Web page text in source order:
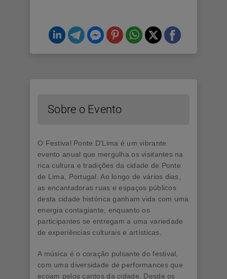
Sobre o Evento
O Festival Ponte D'Lima é um vibrante
evento anual que mergulha os visitantes na
rica cultura e tradições da cidade de Ponte
de Lima, Portugal. Ao longo de vários dias,
as encantadoras ruas e espaços públicos
desta cidade histórica ganham vida com uma
energia contagiante, enquanto os
participantes se entregam a uma variedade
de experiências culturais e artísticas.
A música é o coração pulsante do festival,
com uma diversidade de performances que
ecoam pelos cantos da cidade. Desde os